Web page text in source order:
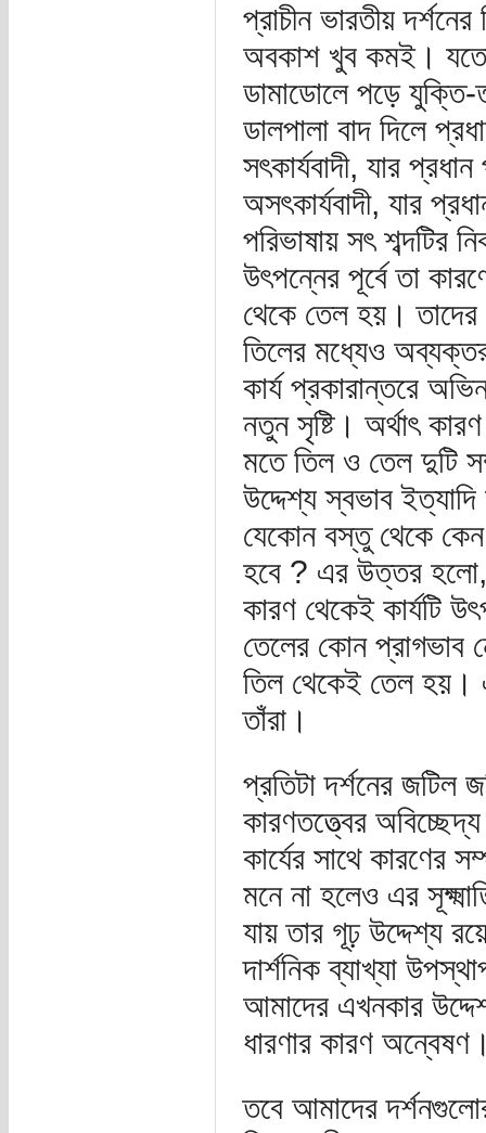
প্রাচীন ভারতীয়
অবকাশ খুব কমই। যতো
ডামাডোলে পড়ে যুক্তি-
ডালপালা বাদ দিলে
সৎকার্যবাদী, যার
অসৎকার্যবাদী, যার
পরিভাষায় সৎ শব্দটির
উৎপন্নের পূর্বে তা
থেকে তেল হয়।
তিলের মধ্যেও
কার্য প্রকারান্তরে
নতুন সৃষ্টি। অর্থাৎ
মতে তিল ও তেল দুটি
উদ্দেশ্য স্বভাব
যেকোন বস্তু থেকে
হবে ? এর উত্তর হলো,
কারণ থেকেই কার্যটি
তেলের কোন প্রাগভাব
তিল থেকেই তেল হয়।
তাঁরা।
প্রতিটা দর্শনের জটিল
কারণতত্ত্বের
কার্যের সাথে কারণের
মনে না হলেও এর
যায় তার গূঢ় উদ্দেশ্য
দার্শনিক ব্যাখ্যা
আমাদের এখনকার
ধারণার কারণ
তবে আমাদের